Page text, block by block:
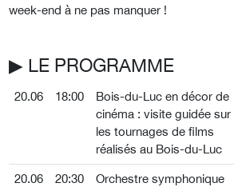
week-end à ne pas manquer !
▶︎ LE PROGRAMME
20.06 18:00
Bois-du-Luc en décor de
cinéma : visite guidée sur
les tournages de films
réalisés au Bois-du-Luc
20.06 20:30
Orchestre symphonique